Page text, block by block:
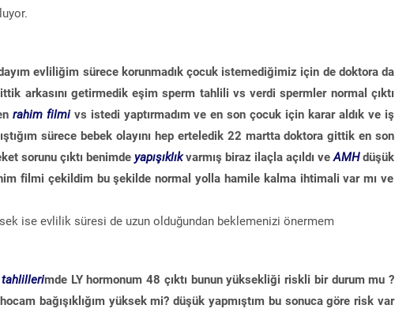
evliliğim sürece korunmadık çocuk istemediğimiz için de doktora da
arkasını getirmedik eşim sperm tahlili vs verdi spermler normal çıktı
rahim filmivs istedi yaptırmadım ve en son çocuk için karar aldık ve iş
sürece bebek olayını hep erteledik 22 martta doktora gittik en son
sorunu çıktı benimde yapışıklıkvarmış biraz ilaçla açıldı veAMHdüşük
filmi çekildim bu şekilde normal yolla hamile kalma ihtimali var mı ve
ise evlilik süresi de uzun olduğundan beklemenizi önermem
mde LY hormonum 48 çıktı bunun yüksekliği riskli bir durum mu ?
bağışıklığım yüksek mi? düşük yapmıştım bu sonuca göre risk var